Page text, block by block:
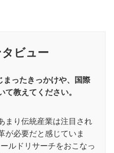
ビュー
ったきっかけや、国際
て教えてください。
まり伝統産業は注目され
が必要だと感じていま
ルドリサーチをおこなっ